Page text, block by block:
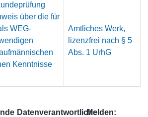
über die für
WEG-
Kenntnisse
Amtliches Werk,
lizenzfrei nach § 5
Abs. 1 UrhG
DatenverantwortlicheMelden: